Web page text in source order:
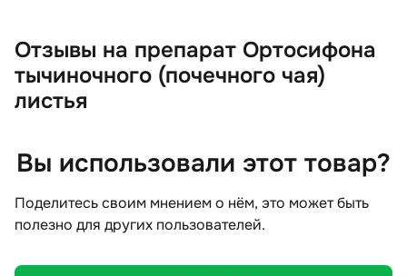
Отзывы на препарат Ортосифона
тычиночного (почечного чая)
листья
Вы использовали этот товар?
Поделитесь своим мнением о нём, это может быть
полезно для других пользователей.